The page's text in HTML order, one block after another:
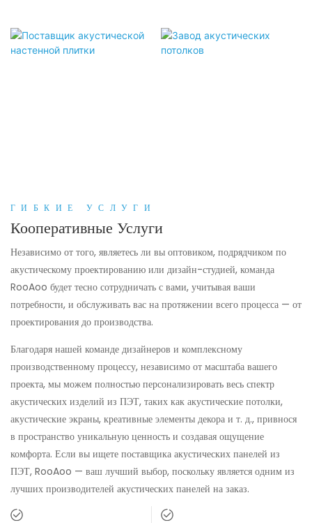
ГИБКИЕ УСЛУГИ
Кооперативные Услуги
Независимо от того, являетесь ли вы оптовиком, подрядчиком по
акустическому проектированию или дизайн-студией, команда
RooAoo будет тесно сотрудничать с вами, учитывая ваши
потребности, и обслуживать вас на протяжении всего процесса — от
проектирования до производства.
Благодаря нашей команде дизайнеров и комплексному
производственному процессу, независимо от масштаба вашего
проекта, мы можем полностью персонализировать весь спектр
акустических изделий из ПЭТ, таких как акустические потолки,
акустические экраны, креативные элементы декора и т. д., привнося
в пространство уникальную ценность и создавая ощущение
комфорта. Если вы ищете поставщика акустических панелей из
ПЭТ, RooAoo — ваш лучший выбор, поскольку является одним из
лучших производителей акустических панелей на заказ.